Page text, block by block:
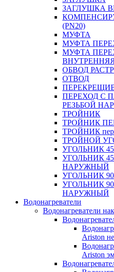
ЗАГЛУШКА
(PN20)
МУФТА
МУФТА
МУФТА
ОБВОД
ОТВОД
ПЕРЕХОД С
РЕЗЬБОЙ
ТРОЙНИК
ТРОЙНИК
ТРОЙНИК
ТРОЙНОЙ
УГОЛЬНИК
УГОЛЬНИК
НАРУЖНЫЙ
УГОЛЬНИК
УГОЛЬНИК
НАРУЖНЫЙ
Водонагреватели
Водонагреватели
Ariston
Ariston